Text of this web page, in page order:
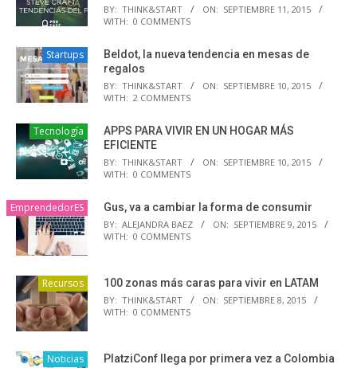
BY: THINK&START ON: SEPTIEMBRE 11, 2015
WITH: 0 COMMENTS
Startups
Beldot, la nueva tendencia en mesas de
regalos
BY: THINK&START ON: SEPTIEMBRE 10, 2015
WITH: 2 COMMENTS
Tecnología
APPS PARA VIVIR EN UN HOGAR MÁS
EFICIENTE
BY: THINK&START ON: SEPTIEMBRE 10, 2015
WITH: 0 COMMENTS
EmprendedorES Gus, va a cambiar la forma de consumir
BY: ALEJANDRA BAEZ ON: SEPTIEMBRE 9, 2015
WITH: 0 COMMENTS
Recursos 100 zonas más caras para vivir en LATAM
BY: THINK&START ON: SEPTIEMBRE 8, 2015
WITH: 0 COMMENTS
Noticias PlatziConf llega por primera vez a Colombia